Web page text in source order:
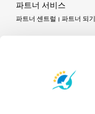
파트너 서비스
파트너 센트럴 파트너 되기